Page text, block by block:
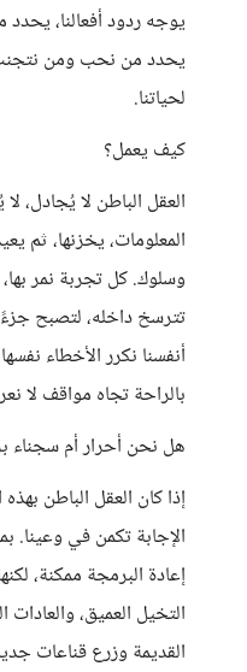
يوجه ردود أفعالنا،
يحدد من نحب ومن
لحياتنا.
كيف يعمل؟
العقل الباطن لا يُجادل،
المعلومات، يخزنها، ثم
وسلوك. كل تجربة نمر
تترسخ داخله، لتصبح
أنفسنا نكرر الأخطاء
بالراحة تجاه مواقف لا
هل نحن أحرار أم سجناء
إذا كان العقل الباطن
الإجابة تكمن في وعينا.
إعادة البرمجة ممكنة،
التخيل العميق، والعادات
القديمة وزرع قناعات